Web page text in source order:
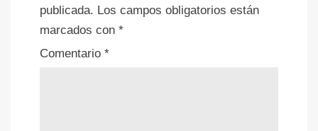
publicada. Los campos obligatorios están
marcados con *
Comentario *